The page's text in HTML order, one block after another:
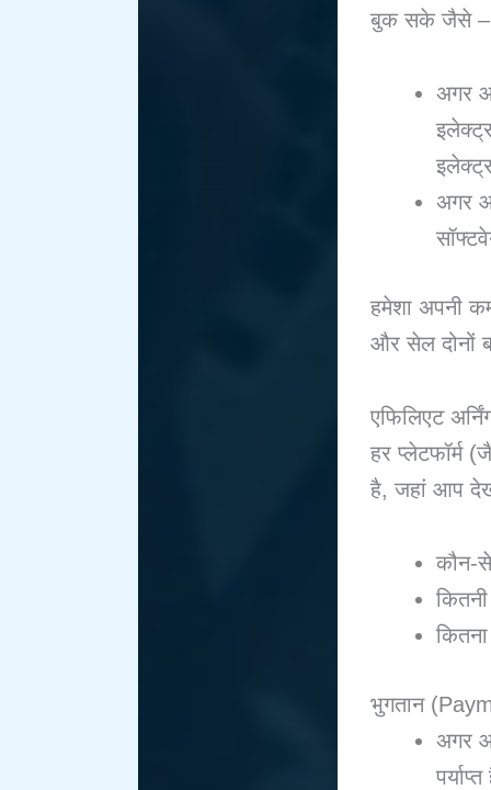
बुक सके जैसे –
अगर
अगर
हमेशा अपनी
और सेल दोनों
एफिलिएट
हर प्लेटफॉर्म
है, जहां आप
कौन-
भुगतान
अगर